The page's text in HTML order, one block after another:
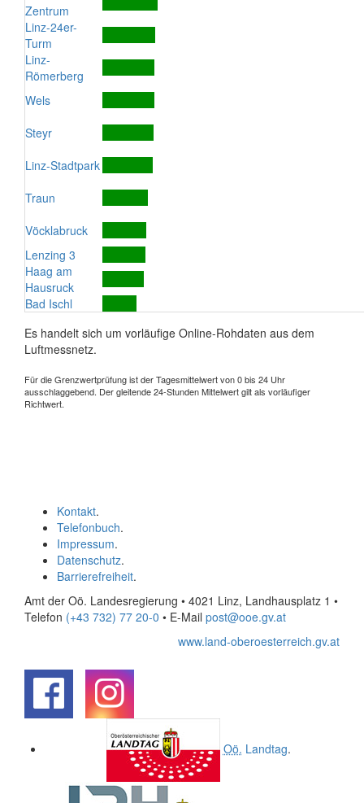
Zentrum
Linz-24er-
Turm
Linz-
Römerberg
Wels
Steyr
Linz-Stadtpark
Traun
Vöcklabruck
Lenzing 3
Haag am
Hausruck
Bad Ischl
Es handelt sich um vorläufige Online-Rohdaten aus dem
Luftmessnetz.
Für die Grenzwertprüfung ist der Tagesmittelwert von 0 bis 24 Uhr
ausschlaggebend. Der gleitende 24-Stunden Mittelwert gilt als vorläufiger
Richtwert.
Kontakt.
Telefonbuch.
Impressum.
Datenschutz.
Barrierefreiheit.
Amt der Oö. Landesregierung • 4021 Linz, Landhausplatz 1 •
Telefon (+43 732) 77 20-0 • E-Mail post@ooe.gv.at
www.land-oberoesterreich.gv.at
Oö. Landtag.